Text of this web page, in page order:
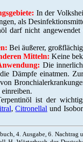
In der
als
darf nicht
Bei äußerer,
Mitteln: Keine
Die
Dämpfe einatmen.
ist der
,Citronellal und
4. Ausgabe, 6.